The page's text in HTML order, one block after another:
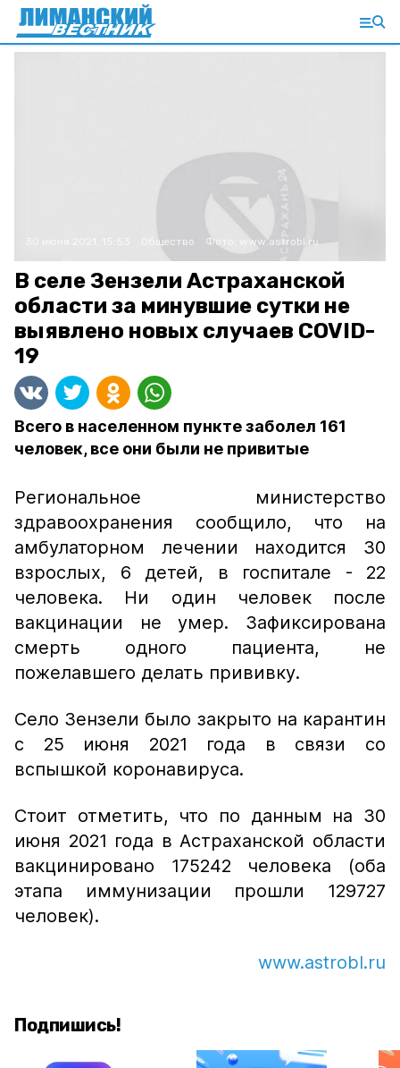
Общество Фото: www.astrobl.ru
В селе Зензели Астраханской
области за минувшие сутки не
выявлено новых случаев COVID-
19
Всего в населенном пункте заболел 161
человек, все они были не привитые
Региональное министерство
здравоохранения сообщило, что на
амбулаторном лечении находится 30
взрослых, 6 детей, в госпитале - 22
человека. Ни один человек после
вакцинации не умер. Зафиксирована
смерть одного пациента, не
пожелавшего делать прививку.
Село Зензели было закрыто на карантин
с 25 июня 2021 года в связи со
вспышкой коронавируса.
Стоит отметить, что по данным на 30
июня 2021 года в Астраханской области
вакцинировано 175242 человека (оба
этапа иммунизации прошли 129727
человек).
www.astrobl.ru
Подпишись!